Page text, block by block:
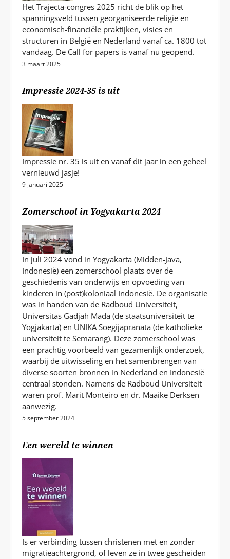
Het Trajecta-congres 2025 richt de blik op het
spanningsveld tussen georganiseerde religie en
economisch-financiële praktijken, visies en
structuren in België en Nederland vanaf ca. 1800 tot
vandaag. De Call for papers is vanaf nu geopend.
3 maart 2025
Impressie 2024-35 is uit
Impressie nr. 35 is uit en vanaf dit jaar in een geheel
vernieuwd jasje!
9 januari 2025
Zomerschool in Yogyakarta 2024
In juli 2024 vond in Yogyakarta (Midden-Java,
Indonesië) een zomerschool plaats over de
geschiedenis van onderwijs en opvoeding van
kinderen in (post)koloniaal Indonesië. De organisatie
was in handen van de Radboud Universiteit,
Universitas Gadjah Mada (de staatsuniversiteit te
Yogjakarta) en UNIKA Soegijapranata (de katholieke
universiteit te Semarang). Deze zomerschool was
een prachtig voorbeeld van gezamenlijk onderzoek,
waarbij de uitwisseling en het samenbrengen van
diverse soorten bronnen in Nederland en Indonesië
centraal stonden. Namens de Radboud Universiteit
waren prof. Marit Monteiro en dr. Maaike Derksen
aanwezig.
5 september 2024
Een wereld te winnen
Is er verbinding tussen christenen met en zonder
migratieachtergrond, of leven ze in twee gescheiden